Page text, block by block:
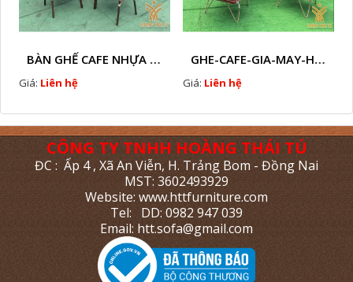
BÀN GHẾ CAFE NHỰA GIẢ MÂY HTT - L112
Giá: Liên hệ
GHE-CAFE-GIA-MAY-HTT - L110
Giá: Liên hệ
CÔNG TY TNHH HOÀNG THÁI TÚ
ĐC : Ấp 4 , Xã An Viễn, H. Trảng Bom - Đồng Nai
MST: 3602493929
Website: www.httfurniture.com
Tel: DD: 0982 947 039
Email: htt.sofa@gmail.com